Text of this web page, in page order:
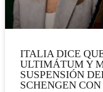
ITALIA DICE
ULTIMÁTUM Y
SUSPENSIÓN
SCHENGEN